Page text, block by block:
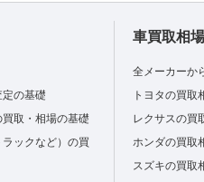
の基礎
取・相場の基礎
ックなど）の買
車買取相
全メーカーか
トヨタの買取
レクサスの買
ホンダの買取
スズキの買取